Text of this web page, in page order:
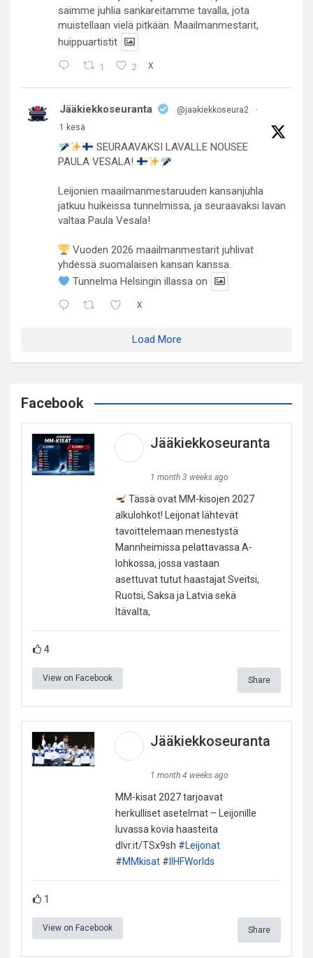
saimme juhlia sankareitamme tavalla, jota
muistellaan vielä pitkään. Maailmanmestarit,
huippuartistit
1 2 X
Jääkiekkoseuranta @jaakiekkoseura2
·
1 kesä
SEURAAVAKSI LAVALLE NOUSEE
PAULA VESALA!
Leijonien maailmanmestaruuden kansanjuhla
jatkuu huikeissa tunnelmissa, ja seuraavaksi lavan
valtaa Paula Vesala!
Vuoden 2026 maailmanmestarit juhlivat
yhdessä suomalaisen kansan kanssa.
Tunnelma Helsingin illassa on
X
Load More
Facebook
Jääkiekkoseuranta
1 month 3 weeks ago
Tässä ovat MM-kisojen 2027
alkulohkot! Leijonat lähtevät
tavoittelemaan menestystä
Mannheimissa pelattavassa A-
lohkossa, jossa vastaan
asettuvat tutut haastajat Sveitsi,
Ruotsi, Saksa ja Latvia sekä
Itävalta,
4
View on Facebook Share
Jääkiekkoseuranta
1 month 4 weeks ago
MM-kisat 2027 tarjoavat
herkulliset asetelmat – Leijonille
luvassa kovia haasteita
dlvr.it/TSx9sh #Leijonat
#MMkisat#IIHFWorlds
1
View on Facebook Share